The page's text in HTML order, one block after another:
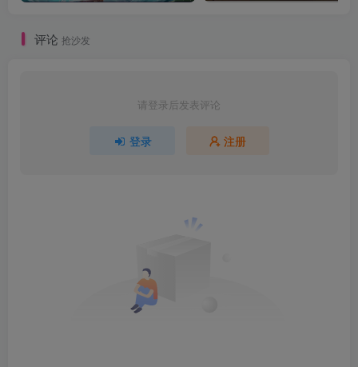
评论 抢沙发
请登录后发表评论
登录 注册